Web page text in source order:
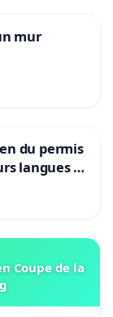
mur
du permis
langues à
Coupe de la